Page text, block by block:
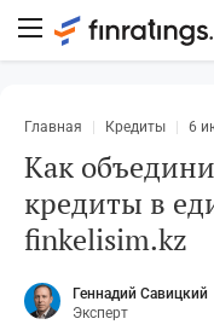
Главная Кредиты 6
Как
кредиты в
finkelisim.kz
Геннадий Савицкий
Эксперт